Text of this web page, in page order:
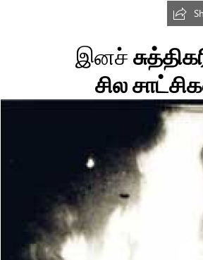
இனச்
சில